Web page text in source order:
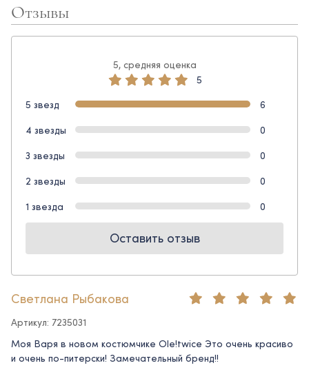
Отзывы
5, средняя оценка
5
5 звезд
6
4 звезды
0
3 звезды
0
2 звезды
0
1 звезда
0
Оставить отзыв
Светлана Рыбакова
Артикул: 7235031
Моя Варя в новом костюмчике Ole!twice Это очень красиво
и очень по-питерски! Замечательный бренд!!